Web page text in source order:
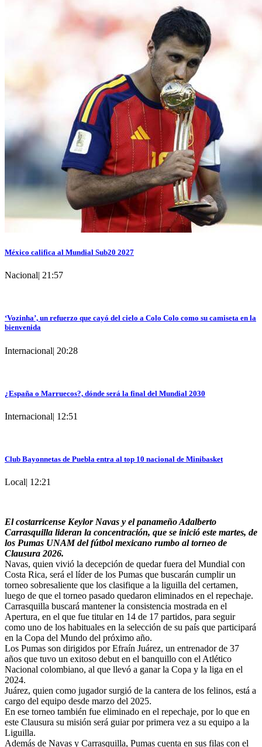
México califica al Mundial Sub20 2027
Nacional| 21:57
‘Vozinha’, un refuerzo que cayó del cielo a Colo Colo como su camiseta en la
bienvenida
Internacional| 20:28
¿España o Marruecos?, dónde será la final del Mundial 2030
Internacional| 12:51
Club Bayonnetas de Puebla entra al top 10 nacional de Minibasket
Local| 12:21
El costarricense Keylor Navas y el panameño Adalberto
Carrasquilla lideran la concentración, que se inició este martes, de
los Pumas UNAM del fútbol mexicano rumbo al torneo de
Clausura 2026.
Navas, quien vivió la decepción de quedar fuera del Mundial con
Costa Rica, será el líder de los Pumas que buscarán cumplir un
torneo sobresaliente que los clasifique a la liguilla del certamen,
luego de que el torneo pasado quedaron eliminados en el repechaje.
Carrasquilla buscará mantener la consistencia mostrada en el
Apertura, en el que fue titular en 14 de 17 partidos, para seguir
como uno de los habituales en la selección de su país que participará
en la Copa del Mundo del próximo año.
Los Pumas son dirigidos por Efraín Juárez, un entrenador de 37
años que tuvo un exitoso debut en el banquillo con el Atlético
Nacional colombiano, al que llevó a ganar la Copa y la liga en el
2024.
Juárez, quien como jugador surgió de la cantera de los felinos, está a
cargo del equipo desde marzo del 2025.
En ese torneo también fue eliminado en el repechaje, por lo que en
este Clausura su misión será guiar por primera vez a su equipo a la
Liguilla.
Además de Navas y Carrasquilla, Pumas cuenta en sus filas con el